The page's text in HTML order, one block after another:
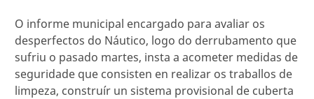
O informe municipal encargado para avaliar os
desperfectos do Náutico, logo do derrubamento que
sufriu o pasado martes, insta a acometer medidas de
seguridade que consisten en realizar os traballos de
limpeza, construír un sistema provisional de cuberta